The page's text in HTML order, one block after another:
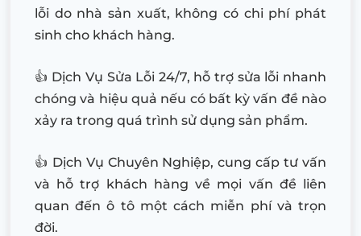
lỗi do nhà sản xuất, không có chi phí phát
sinh cho khách hàng.
👍 Dịch Vụ Sửa Lỗi 24/7, hỗ trợ sửa lỗi nhanh
chóng và hiệu quả nếu có bất kỳ vấn đề nào
xảy ra trong quá trình sử dụng sản phẩm.
👍 Dịch Vụ Chuyên Nghiệp, cung cấp tư vấn
và hỗ trợ khách hàng về mọi vấn đề liên
quan đến ô tô một cách miễn phí và trọn
đời.